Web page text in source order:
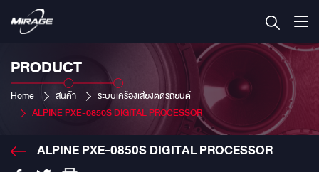
PRODUCT
Home สินค้า
ระบบเครื่องเสียงติดรถยนต์
ALPINE PXE-0850S DIGITAL PROCESSOR
ALPINE PXE-0850S DIGITAL PROCESSOR